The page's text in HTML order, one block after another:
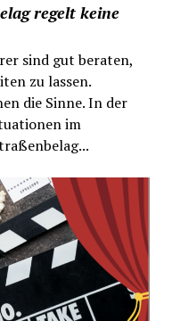
regelt keine
sind gut beraten,
zu lassen.
die Sinne. In der
im